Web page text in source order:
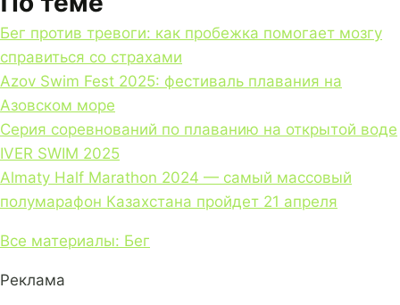
Бег против тревоги: как пробежка помогает мозгу
справиться со страхами
Azov Swim Fest 2025: фестиваль плавания на
Азовском море
Серия соревнований по плаванию на открытой воде
IVER SWIM 2025
Almaty Half Marathon 2024 — самый массовый
полумарафон Казахстана пройдет 21 апреля
Все материалы: Бег
Реклама